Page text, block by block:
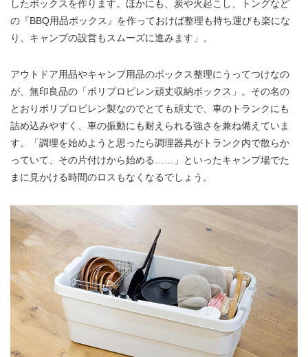
したボックスを作ります。ほかにも、炭や火起こし、トングなど
の『BBQ用品ボックス』を作っておけば整理も持ち運びも楽にな
り、キャンプの設営もスムーズに進みます」。
アウトドア用品やキャンプ用品のボックス整理にうってつけなの
が、無印良品の「ポリプロピレン頑丈収納ボックス」。その名の
とおりポリプロピレン製なのでとても頑丈で、車のトランクにも
詰め込みやすく、車の振動にも耐えられる強さを兼ね備えていま
す。「調理を始めようと思ったら調理器具がトランク内で散らか
っていて、その片付けから始める……」といったキャンプ場でた
まに見かける時間のロスもなくなるでしょう。